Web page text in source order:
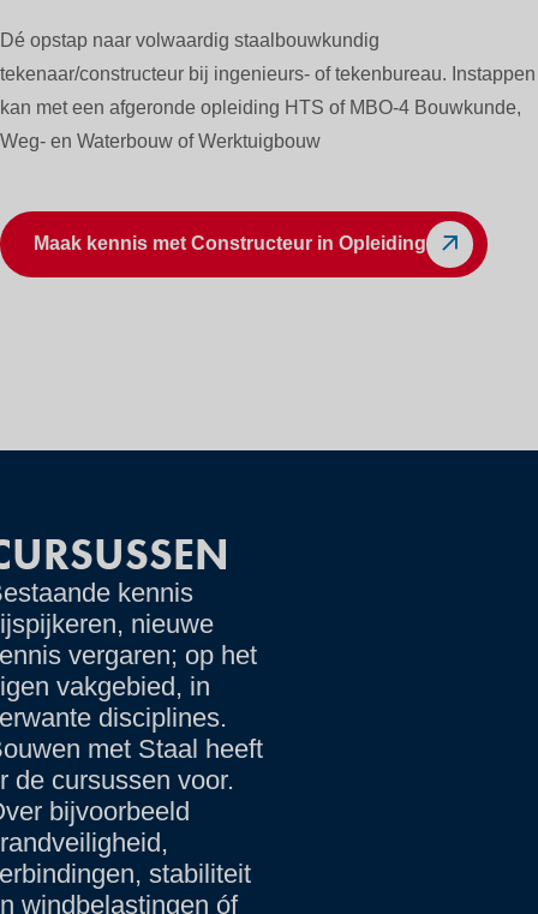
Dé opstap naar volwaardig staalbouwkundig
tekenaar/constructeur bij ingenieurs- of tekenbureau. Instappen
kan met een afgeronde opleiding HTS of MBO-4 Bouwkunde,
Weg- en Waterbouw of Werktuigbouw
Maak kennis met Constructeur in Opleiding
kennis
nieuwe
vergaren; op het
vakgebied, in
disciplines.
met Staal heeft
de cursussen voor.
bijvoorbeeld
stabiliteit
windbelastingen óf